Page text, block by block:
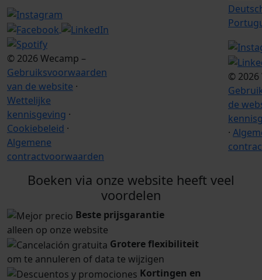
© 2026 Wecamp –
Gebruiksvoorwaarden
van de website ·
Wettelijke
kennisgeving ·
Cookiebeleid ·
Algemene
contractvoorwaarden
© 2026
de
·
Boeken via onze website heeft veel
voordelen
Beste prijsgarantie
alleen op onze website
Grotere flexibiliteit
om te annuleren of data te wijzigen
Kortingen en